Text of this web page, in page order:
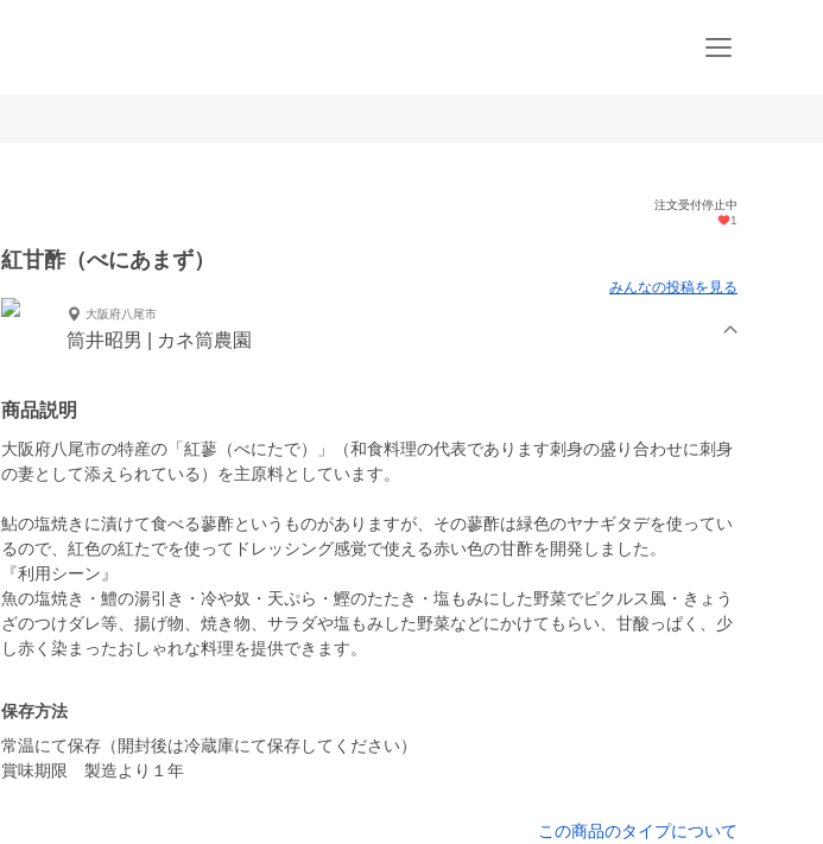
注文受付停止中
1
紅甘酢（べにあまず）
みんなの投稿を見る
大阪府八尾市
筒井昭男 | カネ筒農園
商品説明
大阪府八尾市の特産の「紅蓼（べにたで）」（和食料理の代表であります刺身の盛り合わせに刺身
の妻として添えられている）を主原料としています。
鮎の塩焼きに漬けて食べる蓼酢というものがありますが、その蓼酢は緑色のヤナギタデを使ってい
るので、紅色の紅たでを使ってドレッシング感覚で使える赤い色の甘酢を開発しました。
『利用シーン』
魚の塩焼き・鱧の湯引き・冷や奴・天ぷら・鰹のたたき・塩もみにした野菜でピクルス風・きょう
ざのつけダレ等、揚げ物、焼き物、サラダや塩もみした野菜などにかけてもらい、甘酸っぱく、少
し赤く染まったおしゃれな料理を提供できます。
保存方法
常温にて保存（開封後は冷蔵庫にて保存してください）
賞味期限 製造より１年
この商品のタイプについて